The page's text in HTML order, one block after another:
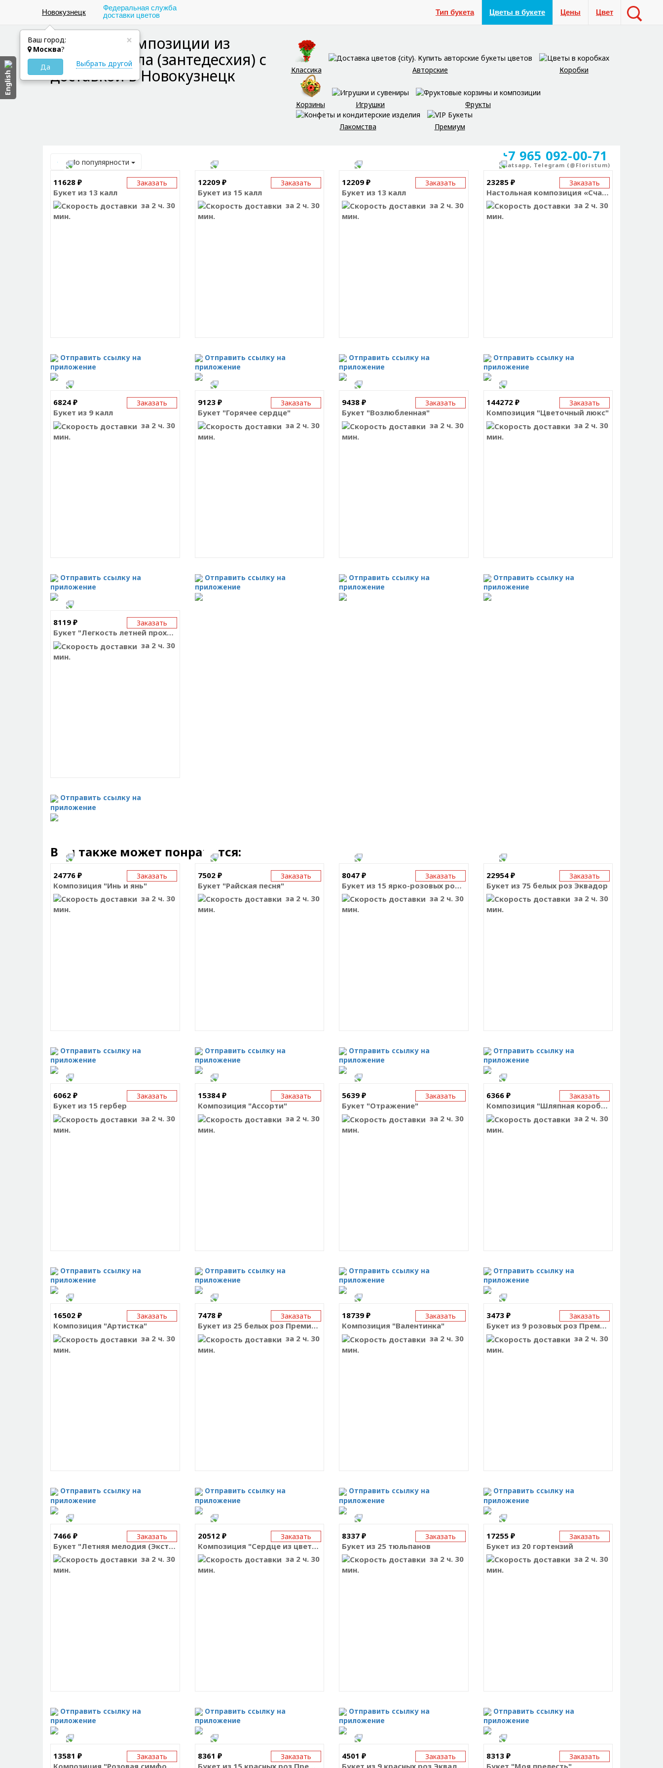
Новокузнецк
×
Ваш город:
Москва?
Да
Выбрать другой
Федеральная служба
доставки цветов
Тип букета Цветы в букете Цены Цвет
Букеты и композиции из
цветов , калла (зантедесхия) с
доставкой в Новокузнецк
Классика Авторские Коробки
Корзины Игрушки Фрукты
Лакомства Премиум
По популярности +7 965 092-00-71
Whatsapp, Telegram (@Floristum)
Заказать
23285 ₽
Настольная композиция «Счастье везде!»
за 2 ч. 30
мин.
Отправить ссылку на
приложение
Заказать
12209 ₽
Букет из 13 калл
за 2 ч. 30
мин.
Отправить ссылку на
приложение
Заказать
12209 ₽
Букет из 15 калл
за 2 ч. 30
мин.
Отправить ссылку на
приложение
Заказать
11628 ₽
Букет из 13 калл
за 2 ч. 30
мин.
Отправить ссылку на
приложение
Заказать
144272 ₽
Композиция "Цветочный люкс"
за 2 ч. 30
мин.
Отправить ссылку на
приложение
Заказать
9438 ₽
Букет "Возлюбленная"
за 2 ч. 30
мин.
Отправить ссылку на
приложение
Заказать
6824 ₽
Букет из 9 калл
за 2 ч. 30
мин.
Отправить ссылку на
приложение
Заказать
9123 ₽
Букет "Горячее сердце"
за 2 ч. 30
мин.
Отправить ссылку на
приложение
Заказать
8119 ₽
Букет "Легкость летней прохлады"
за 2 ч. 30
мин.
Отправить ссылку на
приложение
Вам также может понравится:
Заказать
24776 ₽
Композиция "Инь и янь"
за 2 ч. 30
мин.
Отправить ссылку на
приложение
Заказать
7502 ₽
Букет "Райская песня"
за 2 ч. 30
мин.
Отправить ссылку на
приложение
Заказать
8047 ₽
Букет из 15 ярко-розовых роз Премиум Эквадор
за 2 ч. 30
мин.
Отправить ссылку на
приложение
Заказать
22954 ₽
Букет из 75 белых роз Эквадор
за 2 ч. 30
мин.
Отправить ссылку на
приложение
Заказать
6062 ₽
Букет из 15 гербер
за 2 ч. 30
мин.
Отправить ссылку на
приложение
Заказать
15384 ₽
Композиция "Ассорти"
за 2 ч. 30
мин.
Отправить ссылку на
приложение
Заказать
5639 ₽
Букет "Отражение"
за 2 ч. 30
мин.
Отправить ссылку на
приложение
Заказать
6366 ₽
Композиция "Шляпная коробка с мимозой"
за 2 ч. 30
мин.
Отправить ссылку на
приложение
Заказать
16502 ₽
Композиция "Артистка"
за 2 ч. 30
мин.
Отправить ссылку на
приложение
Заказать
7478 ₽
Букет из 25 белых роз Премиум
за 2 ч. 30
мин.
Отправить ссылку на
приложение
Заказать
18739 ₽
Композиция "Валентинка"
за 2 ч. 30
мин.
Отправить ссылку на
приложение
Заказать
3473 ₽
Букет из 9 розовых роз Премиум
за 2 ч. 30
мин.
Отправить ссылку на
приложение
Заказать
7466 ₽
Букет "Летняя мелодия (Экстра)"
за 2 ч. 30
мин.
Отправить ссылку на
приложение
Заказать
20512 ₽
Композиция "Сердце из цветов"
за 2 ч. 30
мин.
Отправить ссылку на
приложение
Заказать
8337 ₽
Букет из 25 тюльпанов
за 2 ч. 30
мин.
Отправить ссылку на
приложение
Заказать
17255 ₽
Букет из 20 гортензий
за 2 ч. 30
мин.
Отправить ссылку на
приложение
Заказать
13581 ₽
Заказать
8361 ₽
Заказать
4501 ₽
Заказать
8313 ₽
English